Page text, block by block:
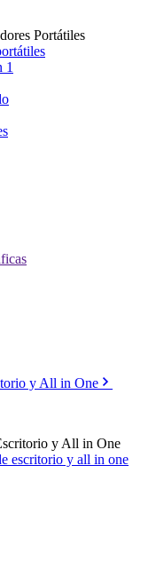
Portátiles
1
y All in One
y All in One
escritorio y all in one